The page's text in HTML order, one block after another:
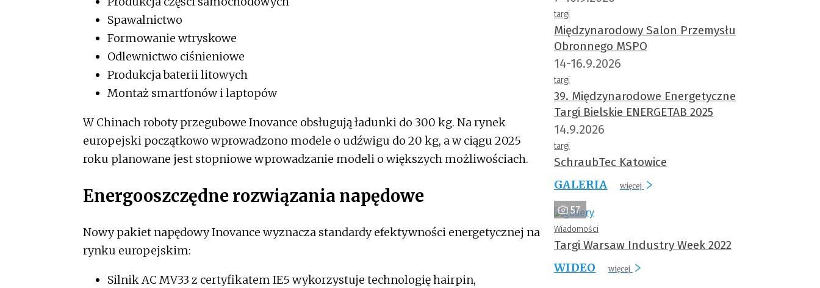
Spawalnictwo
Formowanie wtryskowe
Odlewnictwo ciśnieniowe
Produkcja baterii litowych
Montaż smartfonów i laptopów
W Chinach roboty przegubowe Inovance obsługują ładunki do 300 kg. Na rynek
europejski początkowo wprowadzono modele o udźwigu do 20 kg, a w ciągu 2025
roku planowane jest stopniowe wprowadzanie modeli o większych możliwościach.
Energooszczędne rozwiązania napędowe
Nowy pakiet napędowy Inovance wyznacza standardy efektywności energetycznej na
rynku europejskim:
Silnik AC MV33 z certyfikatem IE5 wykorzystuje technologię hairpin,
targi
Międzynarodowy Salon Przemysłu
Obronnego MSPO
14-16.9.2026
targi
39. Międzynarodowe Energetyczne
Targi Bielskie ENERGETAB 2025
14.9.2026
targi
SchraubTec Katowice
GALERIA
więcej
57
Wiadomości
Targi Warsaw Industry Week 2022
WIDEO
więcej